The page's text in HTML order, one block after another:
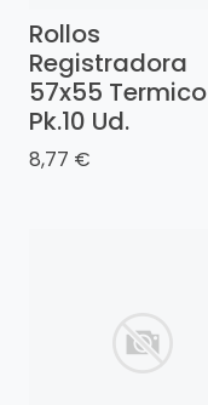
Rollos
Registradora
57x55 Termico
Pk.10 Ud.
8,77 €